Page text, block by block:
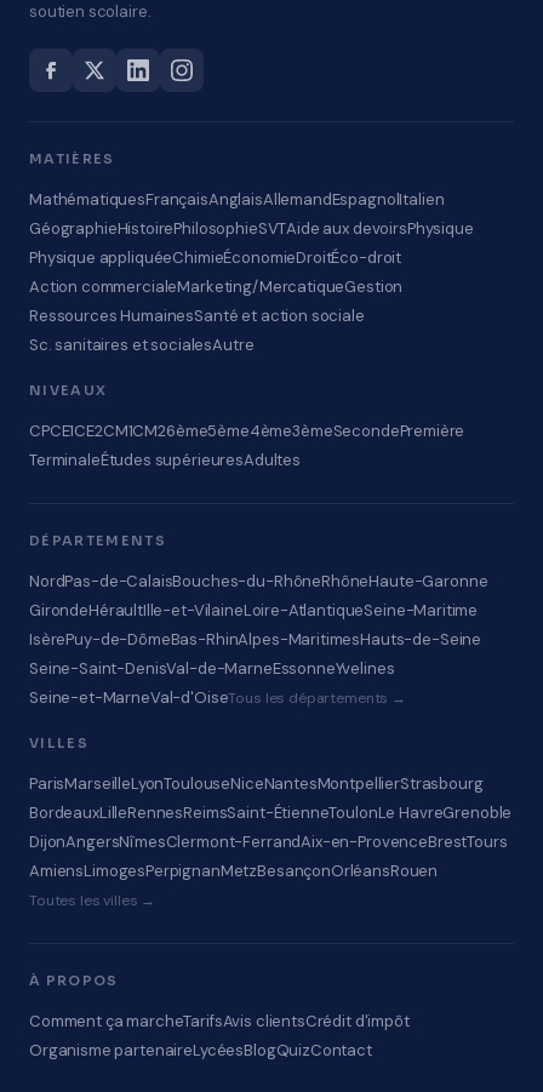
soutien scolaire.
MATIÈRES
MathématiquesFrançaisAnglaisAllemandEspagnolItalien
GéographieHistoirePhilosophieSVTAide aux devoirsPhysique
Physique appliquéeChimieÉconomieDroitÉco-droit
Action commercialeMarketing/MercatiqueGestion
Ressources HumainesSanté et action sociale
Sc. sanitaires et socialesAutre
NIVEAUX
CPCE1CE2CM1CM26ème5ème4ème3èmeSecondePremière
TerminaleÉtudes supérieuresAdultes
DÉPARTEMENTS
NordPas-de-CalaisBouches-du-RhôneRhôneHaute-Garonne
GirondeHéraultIlle-et-VilaineLoire-AtlantiqueSeine-Maritime
IsèrePuy-de-DômeBas-RhinAlpes-MaritimesHauts-de-Seine
Seine-Saint-DenisVal-de-MarneEssonneYvelines
Seine-et-MarneVal-d'OiseTous les départements →
VILLES
ParisMarseilleLyonToulouseNiceNantesMontpellierStrasbourg
BordeauxLilleRennesReimsSaint-ÉtienneToulonLe HavreGrenoble
DijonAngersNîmesClermont-FerrandAix-en-ProvenceBrestTours
AmiensLimogesPerpignanMetzBesançonOrléansRouen
Toutes les villes →
À PROPOS
Comment ça marcheTarifsAvis clientsCrédit d'impôt
Organisme partenaireLycéesBlogQuizContact